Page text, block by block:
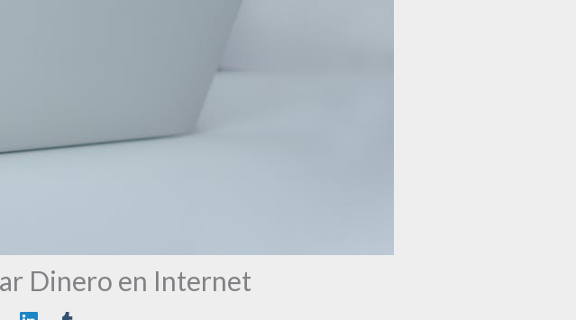
Dinero en Internet